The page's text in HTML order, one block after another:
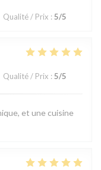
Qualité / Prix : 5/5
Qualité / Prix : 5/5
et une cuisine